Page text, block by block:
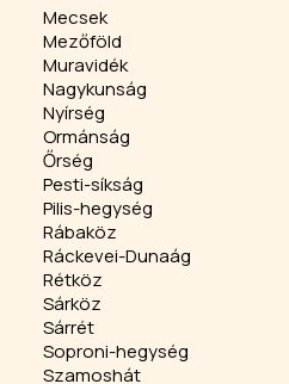
Mecsek
Mezőföld
Muravidék
Nagykunság
Nyírség
Ormánság
Őrség
Pesti-síkság
Pilis-hegység
Rábaköz
Ráckevei-Dunaág
Rétköz
Sárköz
Sárrét
Soproni-hegység
Szamoshát